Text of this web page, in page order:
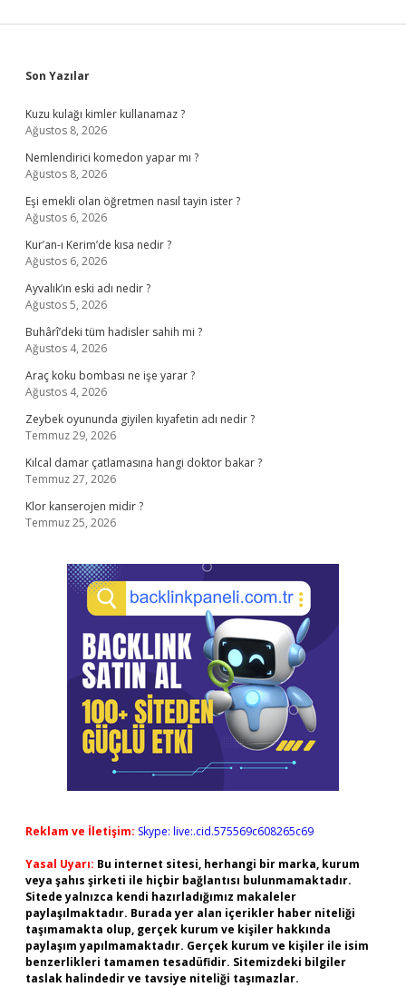
Sidebar
Son Yazılar
Kuzu kulağı kimler kullanamaz ?
Ağustos 8, 2026
Nemlendirici komedon yapar mı ?
Ağustos 8, 2026
Eşi emekli olan öğretmen nasıl tayin ister ?
Ağustos 6, 2026
Kur’an-ı Kerim’de kısa nedir ?
Ağustos 6, 2026
Ayvalık’ın eski adı nedir ?
Ağustos 5, 2026
Buhârî’deki tüm hadisler sahih mi ?
Ağustos 4, 2026
Araç koku bombası ne işe yarar ?
Ağustos 4, 2026
Zeybek oyununda giyilen kıyafetin adı nedir ?
Temmuz 29, 2026
Kılcal damar çatlamasına hangi doktor bakar ?
Temmuz 27, 2026
Klor kanserojen midir ?
Temmuz 25, 2026
Reklam ve İletişim: Skype: live:.cid.575569c608265c69
Yasal Uyarı: Bu internet sitesi, herhangi bir marka, kurum
veya şahıs şirketi ile hiçbir bağlantısı bulunmamaktadır.
Sitede yalnızca kendi hazırladığımız makaleler
paylaşılmaktadır. Burada yer alan içerikler haber niteliği
taşımamakta olup, gerçek kurum ve kişiler hakkında
paylaşım yapılmamaktadır. Gerçek kurum ve kişiler ile isim
benzerlikleri tamamen tesadüfidir. Sitemizdeki bilgiler
taslak halindedir ve tavsiye niteliği taşımazlar.